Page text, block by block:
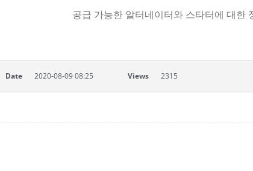
공급 가능한 알터네이터와 스타터에 대한
Date 2020-08-09 08:25 Views 2315